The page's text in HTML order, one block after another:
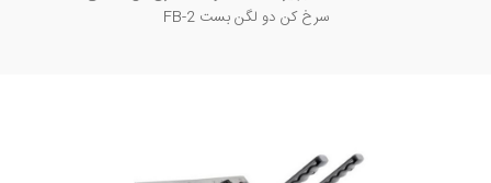
سرخ کن دو لگن بست FB-2